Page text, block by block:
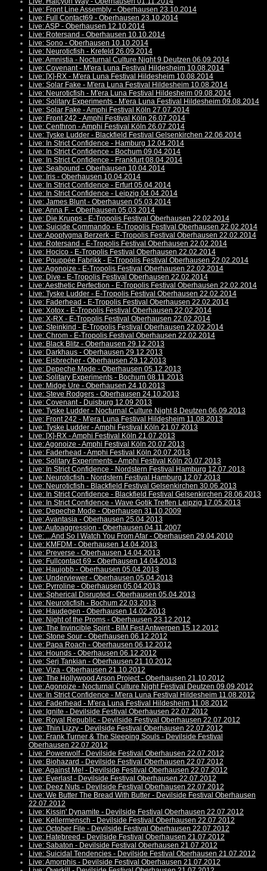
Live: Front Line Assembly - Oberhausen 23.10.2014
Live: Full Contact69 - Oberhausen 23.10.2014
Live: ASP - Oberhausen 12.10.2014
Live: Rotersand - Oberhausen 10.10.2014
Live: Sono - Oberhausen 10.10.2014
Live: Neuroticfish - Krefeld 26.09.2014
Live: Amnistia - Nocturnal Culture Night 9 Deutzen 06.09.2014
Live: Covenant - M'era Luna Festival Hildesheim 10.08.2014
Live: [X]-RX - M'era Luna Festival Hildesheim 10.08.2014
Live: Solar Fake - M'era Luna Festival Hildesheim 10.08.2014
Live: Neuroticfish - M'era Luna Festival Hildesheim 09.08.2014
Live: Solitary Experiments - M'era Luna Festival Hildesheim 09.08.2014
Live: Solar Fake - Amphi Festival Köln 27.07.2014
Live: Front 242 - Amphi Festival Köln 26.07.2014
Live: Centhron - Amphi Festival Köln 26.07.2014
Live: Tyske Ludder - Blackfield Festival Gelsenkirchen 22.06.2014
Live: In Strict Confidence - Hamburg 12.04.2014
Live: In Strict Confidence - Bochum 09.04.2014
Live: In Strict Confidence - Frankfurt 08.04.2014
Live: Seabound - Oberhausen 10.04.2014
Live: Iris - Oberhausen 10.04.2014
Live: In Strict Confidence - Erfurt 05.04.2014
Live: In Strict Confidence - Leipzig 04.04.2014
Live: James Blunt - Oberhausen 05.03.2014
Live: Anna F. - Oberhausen 05.03.2014
Live: Die Krupps - E-Tropolis Festival Oberhausen 22.02.2014
Live: Suicide Commando - E-Tropolis Festival Oberhausen 22.02.2014
Live: Apoptygma Berzerk - E-Tropolis Festival Oberhausen 22.02.2014
Live: Rotersand - E-Tropolis Festival Oberhausen 22.02.2014
Live: Hocico - E-Tropolis Festival Oberhausen 22.02.2014
Live: Pouppée Fabrikk - E-Tropolis Festival Oberhausen 22.02.2014
Live: Agonoize - E-Tropolis Festival Oberhausen 22.02.2014
Live: Dive - E-Tropolis Festival Oberhausen 22.02.2014
Live: Aesthetic Perfection - E-Tropolis Festival Oberhausen 22.02.2014
Live: Tyske Ludder - E-Tropolis Festival Oberhausen 22.02.2014
Live: Faderhead - E-Tropolis Festival Oberhausen 22.02.2014
Live: Xotox - E-Tropolis Festival Oberhausen 22.02.2014
Live: X-RX - E-Tropolis Festival Oberhausen 22.02.2014
Live: Steinkind - E-Tropolis Festival Oberhausen 22.02.2014
Live: Chrom - E-Tropolis Festival Oberhausen 22.02.2014
Live: Black Blitz - Oberhausen 29.12.2013
Live: Darkhaus - Oberhausen 29.12.2013
Live: Eisbrecher - Oberhausen 29.12.2013
Live: Depeche Mode - Oberhausen 05.12.2013
Live: Solitary Experiments - Bochum 08.11.2013
Live: Midge Ure - Oberhausen 24.10.2013
Live: Steve Rodgers - Oberhausen 24.10.2013
Live: Covenant - Duisburg 12.09.2013
Live: Tyske Ludder - Nocturnal Culture Night 8 Deutzen 06.09.2013
Live: Front 242 - M'era Luna Festival Hildesheim 11.08.2013
Live: Tyske Ludder - Amphi Festival Köln 21.07.2013
Live: [X]-RX - Amphi Festival Köln 21.07.2013
Live: Agonoize - Amphi Festival Köln 20.07.2013
Live: Faderhead - Amphi Festival Köln 20.07.2013
Live: Solitary Experiments - Amphi Festival Köln 20.07.2013
Live: In Strict Confidence - Nordstern Festival Hamburg 12.07.2013
Live: Neuroticfish - Nordstern Festival Hamburg 12.07.2013
Live: Neuroticfish - Blackfield Festival Gelsenkirchen 30.06.2013
Live: In Strict Confidence - Blackfield Festival Gelsenkirchen 28.06.2013
Live: In Strict Confidence - Wave Gotik Treffen Leipzig 17.05.2013
Live: Depeche Mode - Oberhausen 31.10.2009
Live: Avantasia - Oberhausen 25.04.2013
Live: Autoaggression - Oberhausen 04.11.2007
Live: ...And So I Watch You From Afar - Oberhausen 29.04.2010
Live: KMFDM - Oberhausen 14.04.2013
Live: Preverse - Oberhausen 14.04.2013
Live: Fullcontact 69 - Oberhausen 14.04.2013
Live: Haujobb - Oberhausen 05.04.2013
Live: Underviewer - Oberhausen 05.04.2013
Live: Pyrroline - Oberhausen 05.04.2013
Live: Spherical Disrupted - Oberhausen 05.04.2013
Live: Neuroticfish - Bochum 22.03.2013
Live: Haudegen - Oberhausen 14.02.2013
Live: Night of the Proms - Oberhausen 23.12.2012
Live: The Invincible Spirit - BIM Fest Antwerpen 15.12.2012
Live: Stone Sour - Oberhausen 06.12.2012
Live: Papa Roach - Oberhausen 06.12.2012
Live: Hounds - Oberhausen 06.12.2012
Live: Serj Tankian - Oberhausen 21.10.2012
Live: Viza - Oberhausen 21.10.2012
Live: The Hollywood Arson Project - Oberhausen 21.10.2012
Live: Agonoize - Nocturnal Culture Night Festival Deutzen 09.09.2012
Live: In Strict Confidence - M'era Luna Festival Hildesheim 11.08.2012
Live: Faderhead - M'era Luna Festival Hildesheim 11.08.2012
Live: Ignite - Devilside Festival Oberhausen 22.07.2012
Live: Royal Republic - Devilside Festival Oberhausen 22.07.2012
Live: Thin Lizzy - Devilside Festival Oberhausen 22.07.2012
Live: Frank Turner & The Sleeping Souls - Devilside Festival
Oberhausen 22.07.2012
Live: Powerwolf - Devilside Festival Oberhausen 22.07.2012
Live: Biohazard - Devilside Festival Oberhausen 22.07.2012
Live: Against Me! - Devilside Festival Oberhausen 22.07.2012
Live: Everlast - Devilside Festival Oberhausen 22.07.2012
Live: Deez Nuts - Devilside Festival Oberhausen 22.07.2012
Live: We Butter The Bread With Butter - Devilside Festival Oberhausen
22.07.2012
Live: Kissin' Dynamite - Devilside Festival Oberhausen 22.07.2012
Live: Kellermensch - Devilside Festival Oberhausen 22.07.2012
Live: October File - Devilside Festival Oberhausen 22.07.2012
Live: Hatebreed - Devilside Festival Oberhausen 21.07.2012
Live: Sabaton - Devilside Festival Oberhausen 21.07.2012
Live: Suicidal Tendencies - Devilside Festival Oberhausen 21.07.2012
Live: Amorphis - Devilside Festival Oberhausen 21.07.2012